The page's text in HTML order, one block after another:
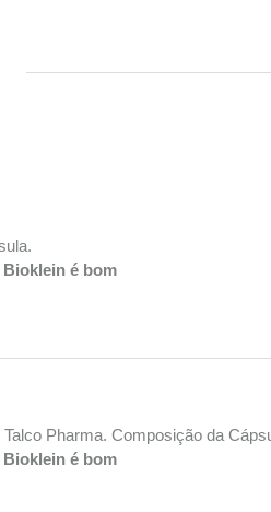
é bom
Pharma. Composição da
é bom